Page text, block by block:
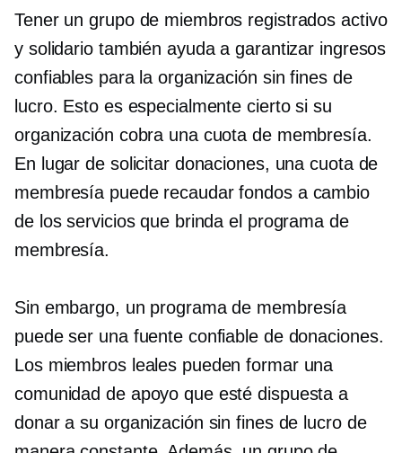
Tener un grupo de miembros registrados activo
y solidario también ayuda a garantizar ingresos
confiables para la organización sin fines de
lucro. Esto es especialmente cierto si su
organización cobra una cuota de membresía.
En lugar de solicitar donaciones, una cuota de
membresía puede recaudar fondos a cambio
de los servicios que brinda el programa de
membresía.
Sin embargo, un programa de membresía
puede ser una fuente confiable de donaciones.
Los miembros leales pueden formar una
comunidad de apoyo que esté dispuesta a
donar a su organización sin fines de lucro de